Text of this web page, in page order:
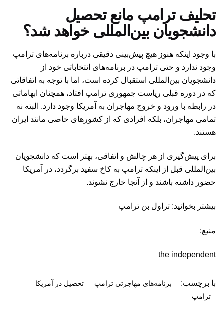
تحلیف ترامپ مانع تحصیل
دانشجویان بین‌المللی خواهد شد؟
با وجود اینکه هنوز هیچ پیش‌بینی دقیقی درباره برنامه‌های ترامپ
وجود ندارد و حتی ترامپ در برنامه‌های انتخاباتی خود از
دانشجویان بین‌المللی استقبال کرده است، اما با توجه به اتفاقاتی
که در دوره قبلی ریاست جمهوری ترامپ افتاد، همچنان ابهاماتی
در رابطه با ورود و خروج مهاجران به آمریکا وجود دارد. البته نه
تمامی مهاجران، بلکه افرادی که از کشورهای خاصی مانند ایران
هستند.
برای پیش‌گیری از هر چالش و اتفاقی، بهتر است که دانشجویان
بین‌المللی قبل از اینکه ترامپ به کاخ سفید برگردد، در آمریکا
حضور داشته باشند و از آنجا خارج نشوند.
بیشتر بخوانید: تراول بن ترامپ
منبع:
the independent
با برچسب: برنامه‌های مهاجرتی ترامپ
تحصیل در آمریکا
ترامپ